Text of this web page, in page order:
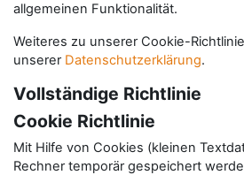
allgemeinen Funktionalität.
Weiteres zu unserer Cookie-
unserer Datenschutzerklärung.
Vollständige Richtlinie
Cookie Richtlinie
Mit Hilfe von Cookies (kleinen
Rechner temporär gespeichert